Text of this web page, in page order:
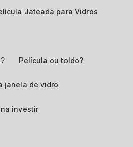
Jateada para Vidros
Película ou toldo?
janela de vidro
investir